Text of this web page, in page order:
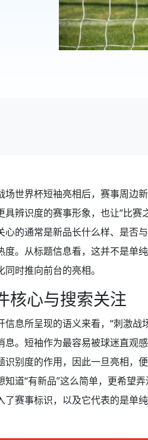
场世界杯短袖亮相后，赛事周边
具辨识度的赛事形象，也让“比
心的通常是新品长什么样、是否
度。从标题信息看，这并不是单
同时推向前台的亮相。
核心与搜索关注
信息所呈现的语义来看，“刺激
息。短袖作为最容易被球迷直观
识别度的作用，因此一旦亮相，
知道“有新品”这么简单，更希望
了赛事标识，以及它代表的是单